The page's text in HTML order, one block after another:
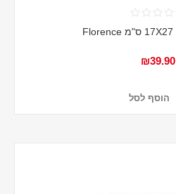
₪39.90
הוסף לסל